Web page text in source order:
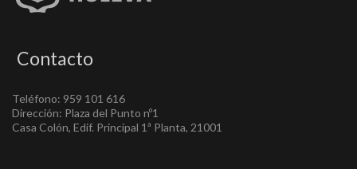
Contacto
Teléfono: 959 101 616
Dirección: Plaza del Punto nº1
Casa Colón, Edif. Principal 1ª Planta, 21001